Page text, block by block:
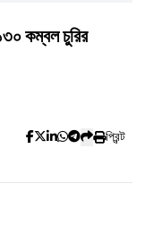
কম্বল চুরির
প্রিন্ট